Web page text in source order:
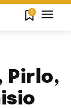
0
Pirlo,